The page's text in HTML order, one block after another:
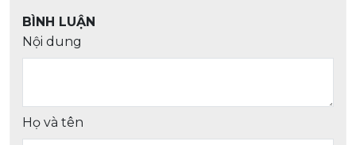
BÌNH LUẬN
Nội dung
Họ và tên